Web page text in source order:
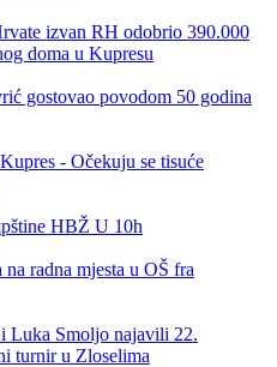
izvan RH odobrio 390.000
doma u Kupresu
gostovao povodom 50 godina
- Očekuju se tisuće
HBŽ U 10h
radna mjesta u OŠ fra
Luka Smoljo najavili 22.
turnir u Zloselima